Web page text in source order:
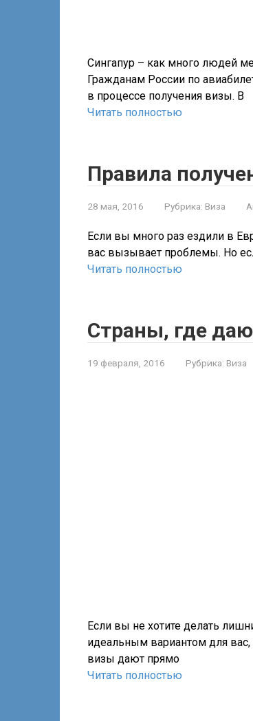
Сингапур – как много людей
Гражданам России по
в процессе получения визы. В
Читать полностью
Правила
28 мая, 2016 Рубрика: Виза
Если вы много раз ездили в
вас вызывает проблемы. Но
Читать полностью
Страны, где
19 февраля, 2016 Рубрика: Виза
Если вы не хотите делать
идеальным вариантом для вас,
визы дают прямо
Читать полностью